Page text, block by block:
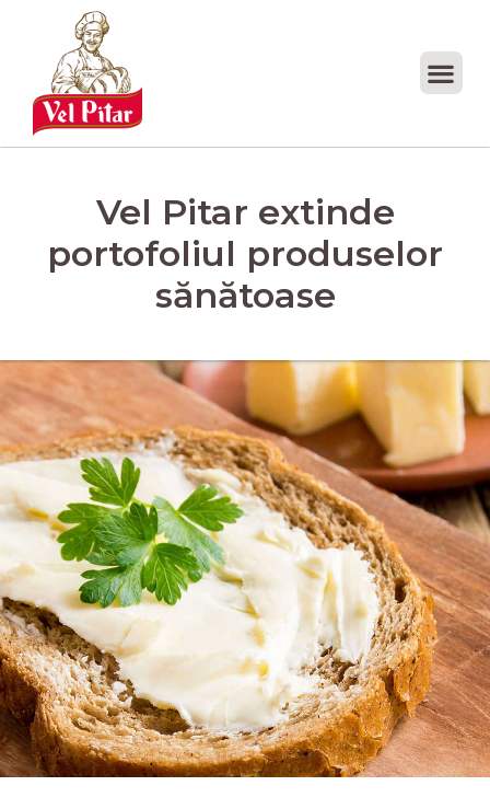
Vel Pitar extinde
portofoliul produselor
sănătoase